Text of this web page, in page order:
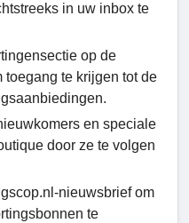
in uw inbox te
op de
te krijgen tot de
en speciale
door ze te volgen
nieuwsbrief om
te